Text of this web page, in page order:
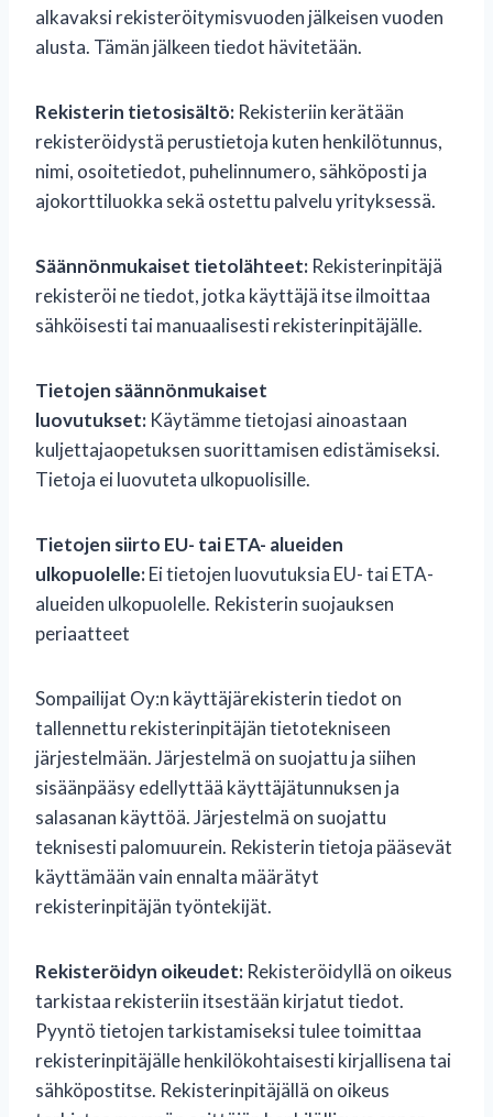
alkavaksi rekisteröitymisvuoden jälkeisen vuoden
alusta. Tämän jälkeen tiedot hävitetään.
Rekisterin tietosisältö: Rekisteriin kerätään
rekisteröidystä perustietoja kuten henkilötunnus,
nimi, osoitetiedot, puhelinnumero, sähköposti ja
ajokorttiluokka sekä ostettu palvelu yrityksessä.
Säännönmukaiset tietolähteet: Rekisterinpitäjä
rekisteröi ne tiedot, jotka käyttäjä itse ilmoittaa
sähköisesti tai manuaalisesti rekisterinpitäjälle.
Tietojen säännönmukaiset
luovutukset: Käytämme tietojasi ainoastaan
kuljettajaopetuksen suorittamisen edistämiseksi.
Tietoja ei luovuteta ulkopuolisille.
Tietojen siirto EU- tai ETA- alueiden
ulkopuolelle:Ei tietojen luovutuksia EU- tai ETA-
alueiden ulkopuolelle. Rekisterin suojauksen
periaatteet
Sompailijat Oy:n käyttäjärekisterin tiedot on
tallennettu rekisterinpitäjän tietotekniseen
järjestelmään. Järjestelmä on suojattu ja siihen
sisäänpääsy edellyttää käyttäjätunnuksen ja
salasanan käyttöä. Järjestelmä on suojattu
teknisesti palomuurein. Rekisterin tietoja pääsevät
käyttämään vain ennalta määrätyt
rekisterinpitäjän työntekijät.
Rekisteröidyn oikeudet: Rekisteröidyllä on oikeus
tarkistaa rekisteriin itsestään kirjatut tiedot.
Pyyntö tietojen tarkistamiseksi tulee toimittaa
rekisterinpitäjälle henkilökohtaisesti kirjallisena tai
sähköpostitse. Rekisterinpitäjällä on oikeus